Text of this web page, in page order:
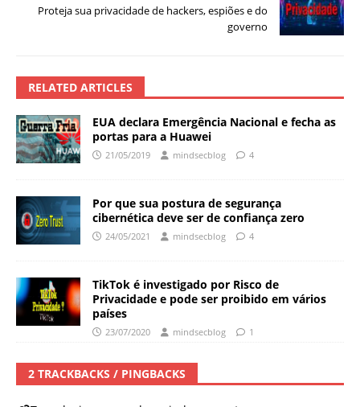
Proteja sua privacidade de hackers, espiões e do
governo
RELATED ARTICLES
EUA declara Emergência Nacional e fecha as
portas para a Huawei
21/05/2019 mindsecblog 4
Por que sua postura de segurança
cibernética deve ser de confiança zero
24/05/2021 mindsecblog 4
TikTok é investigado por Risco de
Privacidade e pode ser proibido em vários
países
23/07/2020 mindsecblog 1
2 TRACKBACKS / PINGBACKS